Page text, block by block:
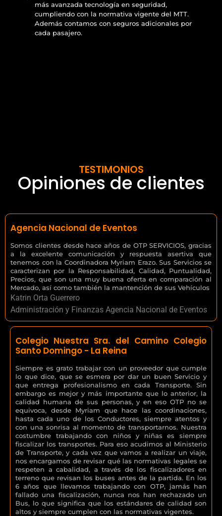
más avanzada tecnología en seguridad,
cumpliendo con la normativa vigente del MTT.
Además contamos con seguros adicionales por
cada pasajero.
TESTIMONIOS
Opiniones de clientes
Agencia Nacional de Eventos
Somos clientes desde hace años de OTP SERVICIOS, gracias
a la excelente comunicación y respuesta asertiva que
tenemos con la Coordinadora Myriam Erazo. Sus Servicios se
caracterizan por la Responsabilidad, Calidad, Puntualidad,
Precios, que son una muy buena oferta en comparación al
Mercado, así como también la mantención de sus Vehículos
Katrin Orta Guerrero
Administración y Finanzas Agencia Nacional de Eventos
Colegio Nuestra Sra. del Camino Colegio
Santo Domingo - La Reina
Siempre es grato trabajar con un proveedor que cumple
lo que dice, que se esmera por dar un buen Servicio y
que entrega profesionalismo en cada Transporte. Sin
embargo es mejor y más importante que lo anterior, la
calidad humana de sus personas, y en eso OTP no se
equivoca, desde Myriam que hace las coordinaciones,
hasta cada uno de los Conductores, siempre atentos y
con una sonrisa al momento de transportarnos. Nuestra
costumbre trabajando con niños y niñas es siempre
fiscalizar los transportes. Para eso acudimos al Ministerio
de Transporte, y cada vez que vamos a realizar un viaje,
nos encargamos de revisar qué las normativas legales se
respeten a cabalidad, a través de los fiscalizadores en
terreno que revisan los buses antes de la partida. En los
6 años que llevamos trabajando con OTP, jamás han
fallado una fiscalización, nunca nos han rechazado un
Bus, lo que significa que los estándares de calidad son
altos y siempre cumplen con las normativas vigentes.